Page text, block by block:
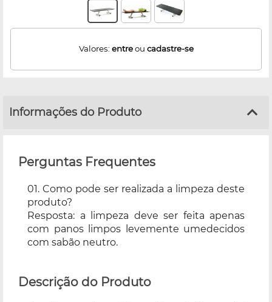
Valores: entreou cadastre-se
Informações do Produto
Perguntas Frequentes
01. Como pode ser realizada a limpeza deste
produto?
Resposta: a limpeza deve ser feita apenas
com panos limpos levemente umedecidos
com sabão neutro.
Descrição do Produto